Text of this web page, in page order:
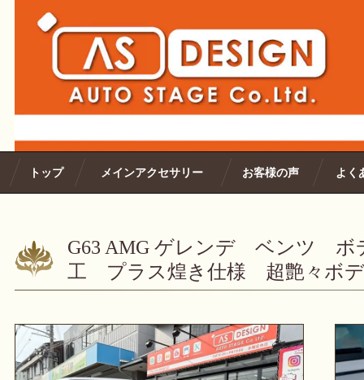
トップ メインアクセサリー お客様の声 よく
G63 AMG ゲレンデ ベンツ ボ
工 プラス煌き仕様 超艶々ボ